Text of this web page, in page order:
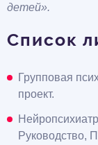
детей».
Список
Групповая
проект.
Руководство,